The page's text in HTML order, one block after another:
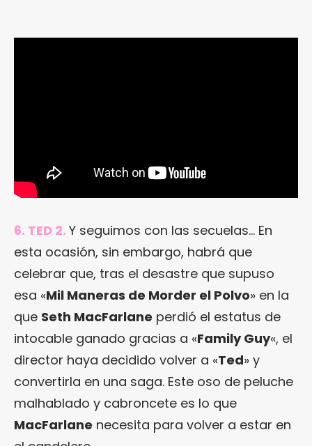
6. TED 2. Y seguimos con las secuelas… En
esta ocasión, sin embargo, habrá que
celebrar que, tras el desastre que supuso
esa «Mil Maneras de Morder el Polvo» en la
que Seth MacFarlane perdió el estatus de
intocable ganado gracias a «Family Guy«, el
director haya decidido volver a «Ted» y
convertirla en una saga. Este oso de peluche
malhablado y cabroncete es lo que
MacFarlane necesita para volver a estar en